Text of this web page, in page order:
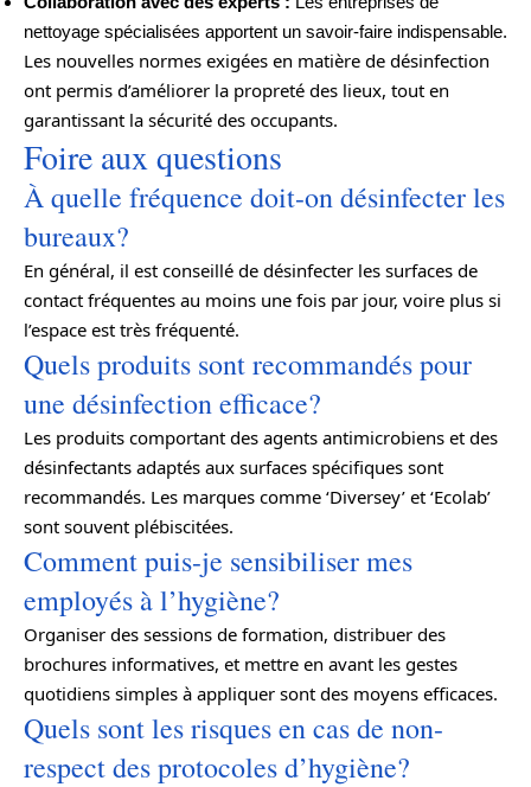
nettoyage spécialisées apportent un savoir-faire indispensable.
Les nouvelles normes exigées en matière de désinfection
ont permis d’améliorer la propreté des lieux, tout en
garantissant la sécurité des occupants.
Foire aux questions
À quelle fréquence doit-on désinfecter les
bureaux?
En général, il est conseillé de désinfecter les surfaces de
contact fréquentes au moins une fois par jour, voire plus si
l’espace est très fréquenté.
Quels produits sont recommandés pour
une désinfection efficace?
Les produits comportant des agents antimicrobiens et des
désinfectants adaptés aux surfaces spécifiques sont
recommandés. Les marques comme ‘Diversey’ et ‘Ecolab’
sont souvent plébiscitées.
Comment puis-je sensibiliser mes
employés à l’hygiène?
Organiser des sessions de formation, distribuer des
brochures informatives, et mettre en avant les gestes
quotidiens simples à appliquer sont des moyens efficaces.
Quels sont les risques en cas de non-
respect des protocoles d’hygiène?